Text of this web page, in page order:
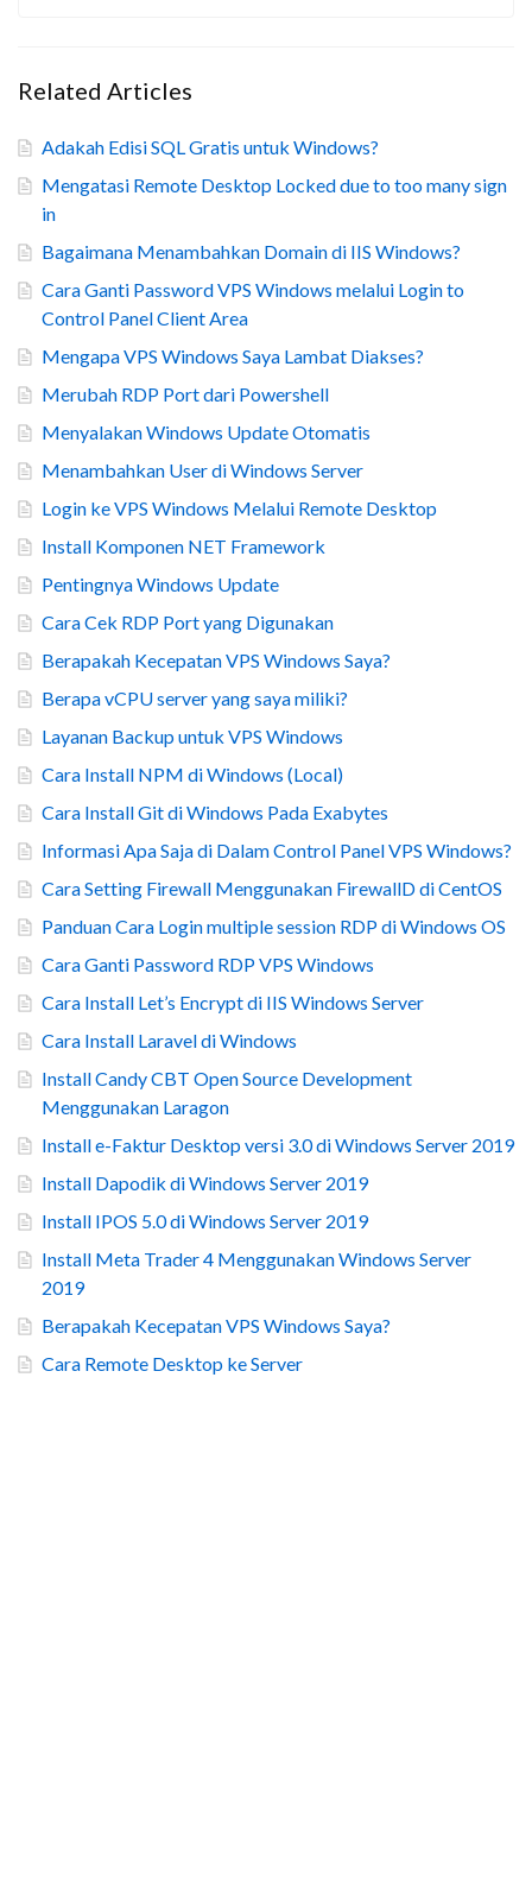
Related Articles
Adakah Edisi SQL Gratis untuk Windows?
Mengatasi Remote Desktop Locked due to too many sign
in
Bagaimana Menambahkan Domain di IIS Windows?
Cara Ganti Password VPS Windows melalui Login to
Control Panel Client Area
Mengapa VPS Windows Saya Lambat Diakses?
Merubah RDP Port dari Powershell
Menyalakan Windows Update Otomatis
Menambahkan User di Windows Server
Login ke VPS Windows Melalui Remote Desktop
Install Komponen NET Framework
Pentingnya Windows Update
Cara Cek RDP Port yang Digunakan
Berapakah Kecepatan VPS Windows Saya?
Berapa vCPU server yang saya miliki?
Layanan Backup untuk VPS Windows
Cara Install NPM di Windows (Local)
Cara Install Git di Windows Pada Exabytes
Informasi Apa Saja di Dalam Control Panel VPS Windows?
Cara Setting Firewall Menggunakan FirewallD di CentOS
Panduan Cara Login multiple session RDP di Windows OS
Cara Ganti Password RDP VPS Windows
Cara Install Let’s Encrypt di IIS Windows Server
Cara Install Laravel di Windows
Install Candy CBT Open Source Development
Menggunakan Laragon
Install e-Faktur Desktop versi 3.0 di Windows Server 2019
Install Dapodik di Windows Server 2019
Install IPOS 5.0 di Windows Server 2019
Install Meta Trader 4 Menggunakan Windows Server
2019
Berapakah Kecepatan VPS Windows Saya?
Cara Remote Desktop ke Server